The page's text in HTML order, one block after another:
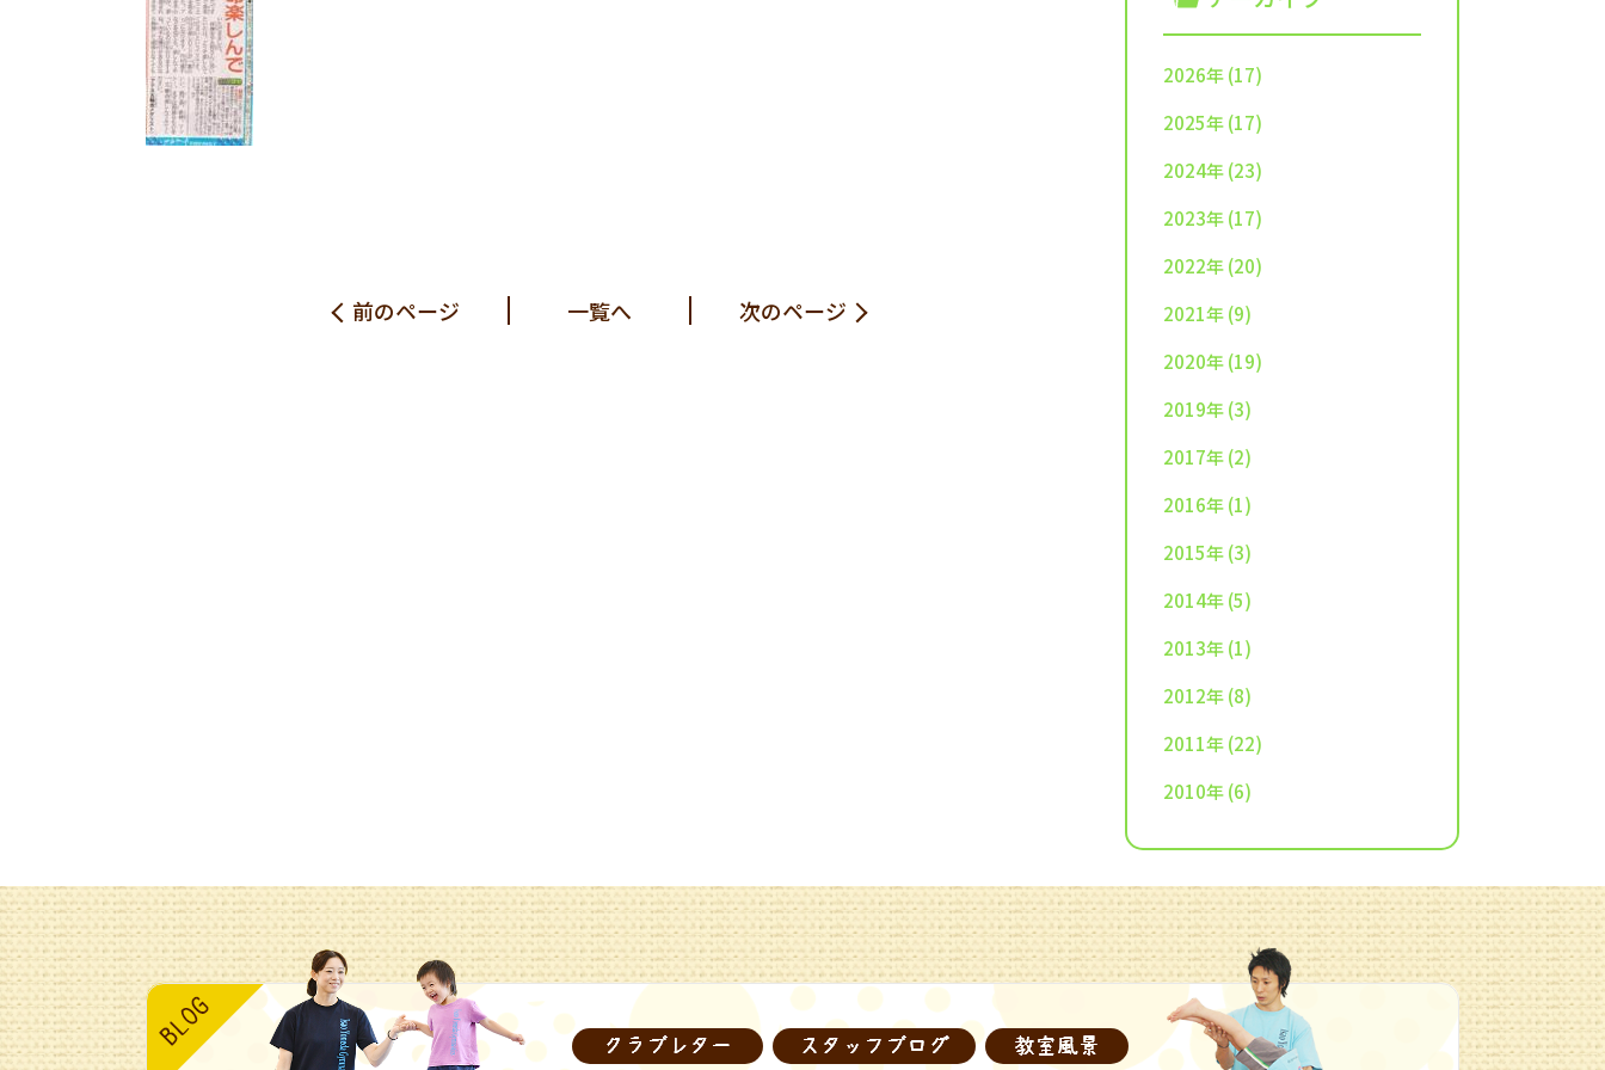
前のページ 一覧へ 次のページ
2026年(17)
2025年(17)
2024年(23)
2023年(17)
2022年(20)
2021年(9)
2020年(19)
2019年(3)
2017年(2)
2016年(1)
2015年(3)
2014年(5)
2013年(1)
2012年(8)
2011年(22)
2010年(6)